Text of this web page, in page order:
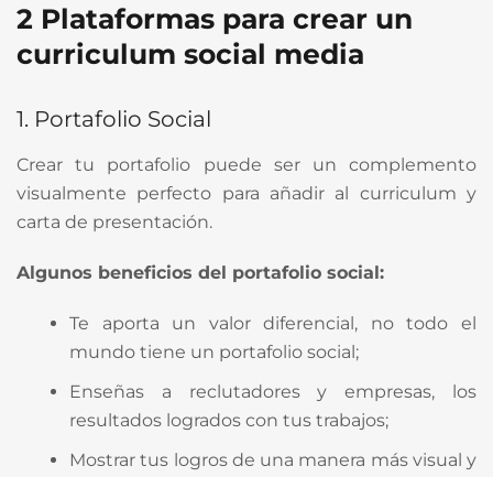
2 Plataformas para crear un
curriculum social media
1. Portafolio Social
Crear tu portafolio puede ser un complemento
visualmente perfecto para añadir al curriculum y
carta de presentación.
Algunos beneficios del portafolio social:
Te aporta un valor diferencial, no todo el
mundo tiene un portafolio social;
Enseñas a reclutadores y empresas, los
resultados logrados con tus trabajos;
Mostrar tus logros de una manera más visual y